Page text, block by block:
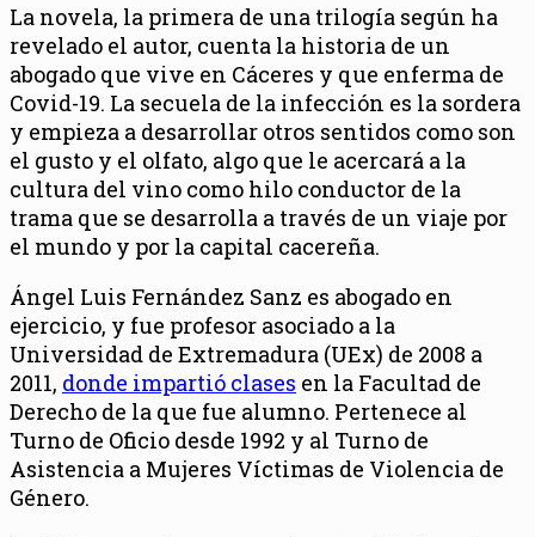
La novela, la primera de una trilogía según ha
revelado el autor, cuenta la historia de un
abogado que vive en Cáceres y que enferma de
Covid-19. La secuela de la infección es la sordera
y empieza a desarrollar otros sentidos como son
el gusto y el olfato, algo que le acercará a la
cultura del vino como hilo conductor de la
trama que se desarrolla a través de un viaje por
el mundo y por la capital cacereña.
Ángel Luis Fernández Sanz es abogado en
ejercicio, y fue profesor asociado a la
Universidad de Extremadura (UEx) de 2008 a
2011, donde impartió clases en la Facultad de
Derecho de la que fue alumno. Pertenece al
Turno de Oficio desde 1992 y al Turno de
Asistencia a Mujeres Víctimas de Violencia de
Género.